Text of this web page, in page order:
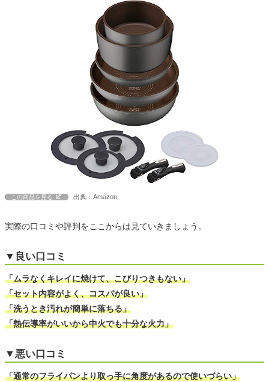
この商品を見る 出典：Amazon
実際の口コミや評判をここからは見ていきましょう。
▼良い口コミ
「ムラなくキレイに焼けて、こびりつきもない」
「セット内容がよく、コスパが良い」
「洗うとき汚れが簡単に落ちる」
「熱伝導率がいいから中火でも十分な火力」
▼悪い口コミ
「通常のフライパンより取っ手に角度があるので使いづらい」